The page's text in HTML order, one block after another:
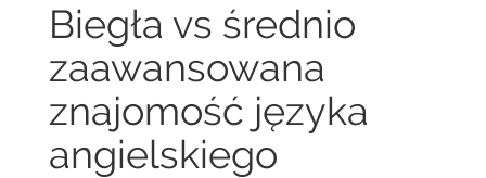
Biegła vs średnio
zaawansowana
znajomość języka
angielskiego